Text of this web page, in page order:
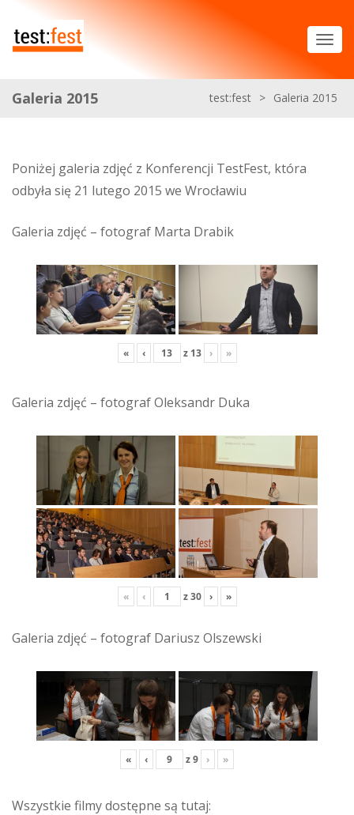
Galeria 2015 test:fest > Galeria 2015
Poniżej galeria zdjęć z Konferencji TestFest, która
odbyła się 21 lutego 2015 we Wrocławiu
Galeria zdjęć – fotograf Marta Drabik
« ‹ z 13 › »
Galeria zdjęć – fotograf Oleksandr Duka
« ‹ z30 › »
Galeria zdjęć – fotograf Dariusz Olszewski
« ‹ z9 › »
Wszystkie filmy dostępne są tutaj: